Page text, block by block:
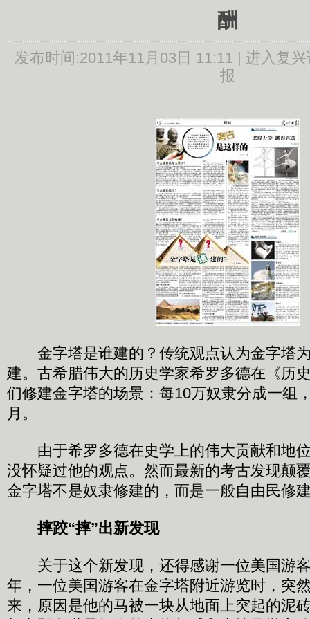
酬
发布时间:2011年11月03日 11:11 | 进入复兴
报
金字塔是谁建的？传统观点认为金字塔
建。古希腊伟大的历史学家希罗多德在《历
们修建金字塔的场景：每10万奴隶分成一组
月。
由于希罗多德在史学上的伟大贡献和地
没怀疑过他的观点。然而最新的考古发现颠
金字塔不是奴隶修建的，而是一般自由民修
摔跤“摔”出新发现
关于这个新发现，还得感谢一位美国游
年，一位美国游客在金字塔附近游览时，突
来，原因是他的马被一块从地面上突起的泥